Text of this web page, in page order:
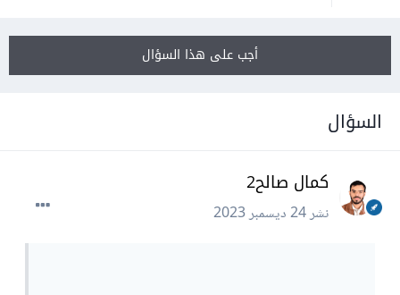
أجب على هذا السؤال
السؤال
كمال صالح2
نشر24 ديسمبر 2023